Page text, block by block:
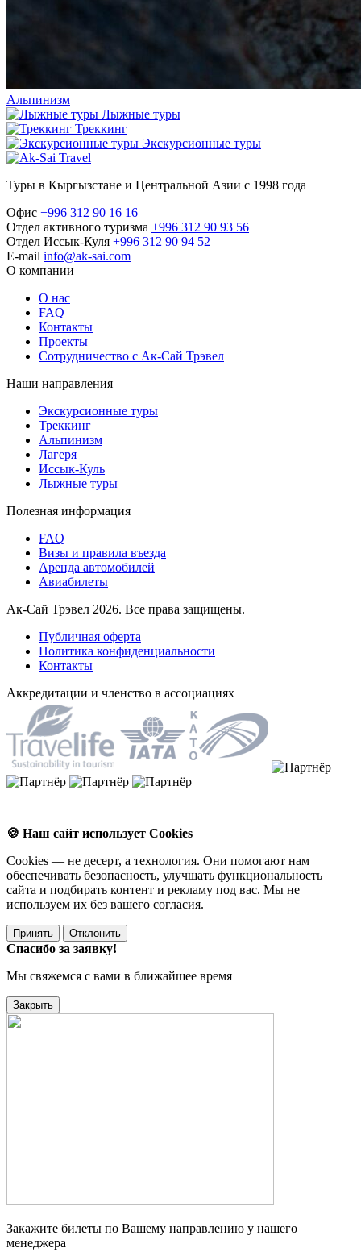
Альпинизм
Лыжные туры
Треккинг
Экскурсионные туры
Туры в Кыргызстане и Центральной Азии с 1998 года
Офис +996 312 90 16 16
Отдел активного туризма +996 312 90 93 56
Отдел Иссык-Куля +996 312 90 94 52
E-mail info@ak-sai.com
О компании
О нас
FAQ
Контакты
Проекты
Сотрудничество с Ак-Сай Трэвел
Наши направления
Экскурсионные туры
Треккинг
Альпинизм
Лагеря
Иссык-Куль
Лыжные туры
Полезная информация
FAQ
Визы и правила въезда
Аренда автомобилей
Авиабилеты
Ак-Сай Трэвел 2026. Все права защищены.
Публичная оферта
Политика конфиденциальности
Контакты
Аккредитации и членство в ассоциациях
🍪 Наш сайт использует Cookies
Cookies — не десерт, а технология. Они помогают нам
обеспечивать безопасность, улучшать функциональность
сайта и подбирать контент и рекламу под вас. Мы не
используем их без вашего согласия.
Принять Отклонить
Спасибо за заявку!
Мы свяжемся с вами в ближайшее время
Закрыть
Закажите билеты по Вашему направлению у нашего
менеджера